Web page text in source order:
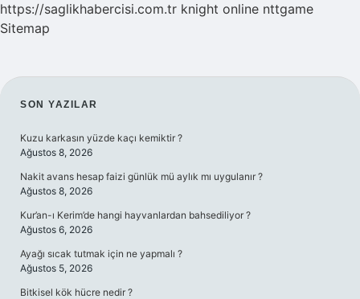
https://saglikhabercisi.com.tr knight online nttgame
Sitemap
SIDEBAR
SON YAZILAR
Kuzu karkasın yüzde kaçı kemiktir ?
Ağustos 8, 2026
Nakit avans hesap faizi günlük mü aylık mı uygulanır ?
Ağustos 8, 2026
Kur’an-ı Kerim’de hangi hayvanlardan bahsediliyor ?
Ağustos 6, 2026
Ayağı sıcak tutmak için ne yapmalı ?
Ağustos 5, 2026
Bitkisel kök hücre nedir ?